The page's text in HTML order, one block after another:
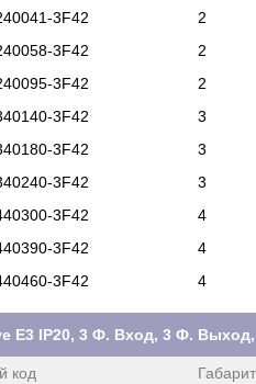
3F42 2
3F42
2
3F42
2
3F42
3
3F42
3
3F42
3
3F42
4
3F42
4
3F42
4
E3 IP20, 3 Ф. Вход, 3 Ф.
код Габарит